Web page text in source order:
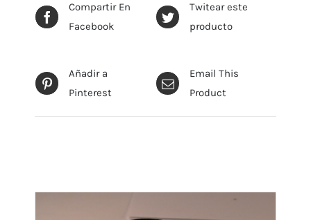
Compartir En
Facebook
Twitear este
producto
Añadir a
Pinterest
Email This
Product